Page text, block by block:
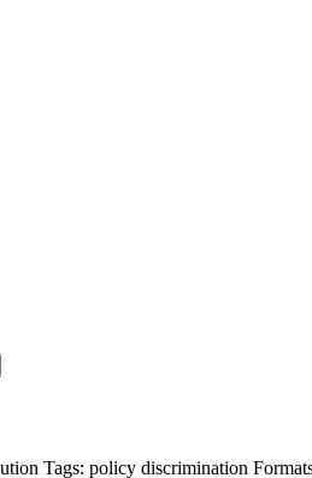
Tags: policy discrimination